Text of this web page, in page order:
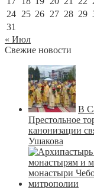
24 25 26 27 28 29
31
« Июл
Свежие новости
В
Престольное
канонизации
Ушакова